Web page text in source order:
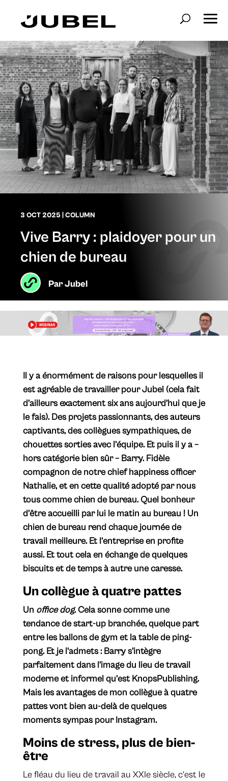
3 OCT 2025 COLUMN
Vive Barry : plaidoyer pour un
chien de bureau
ParJubel
​Il y a énormément de raisons pour lesquelles il
est agréable de travailler pour Jubel (cela fait
d’ailleurs exactement six ans aujourd’hui que je
le fais). Des projets passionnants, des auteurs
captivants, des collègues sympathiques, de
chouettes sorties avec l’équipe. Et puis il y a –
hors catégorie bien sûr – Barry. Fidèle
compagnon de notre chief happiness officer
Nathalie, et en cette qualité adopté par nous
tous comme chien de bureau. Quel bonheur
d’être accueilli par lui le matin au bureau ! Un
chien de bureau rend chaque journée de
travail meilleure. Et l’entreprise en profite
aussi. Et tout cela en échange de quelques
biscuits et de temps à autre une caresse.
Un collègue à quatre pattes
Un office dog. Cela sonne comme une
tendance de start-up branchée, quelque part
entre les ballons de gym et la table de ping-
pong. Et je l’admets : Barry s’intègre
parfaitement dans l’image du lieu de travail
moderne et informel qu’est KnopsPublishing.
Mais les avantages de mon collègue à quatre
pattes vont bien au-delà de quelques
moments sympas pour Instagram.
Moins de stress, plus de bien-
être
Le fléau du lieu de travail au XXIe siècle, c’est le